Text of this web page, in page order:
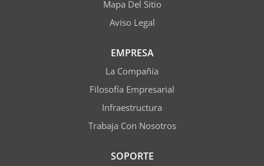
Mapa Del Sitio
Aviso Legal
EMPRESA
La Compañía
Filosofía Empresarial
Infraestructura
Trabaja Con Nosotros
SOPORTE